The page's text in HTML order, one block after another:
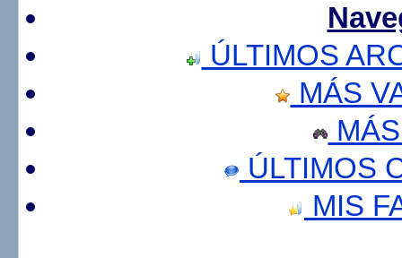
ÚLTIMOS
MÁS
ÚLTIMOS
MIS